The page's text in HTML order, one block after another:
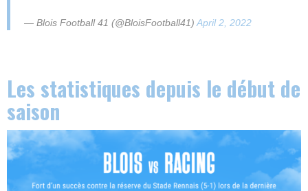
— Blois Football 41 (@BloisFootball41) April 2, 2022
Les statistiques depuis le début de
saison